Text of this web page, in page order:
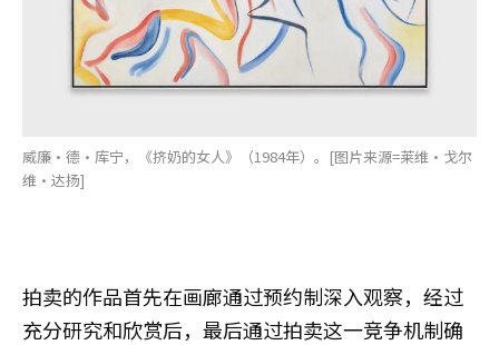
威廉·德·库宁，《挤奶的女人》（1984年）。[图片来源=莱维·戈尔
维·达扬]
拍卖的作品首先在画廊通过预约制深入观察，经过
充分研究和欣赏后，最后通过拍卖这一竞争机制确